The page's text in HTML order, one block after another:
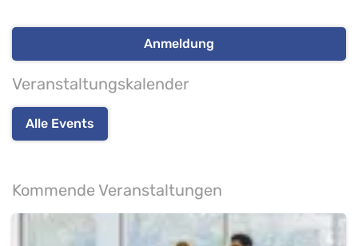
Anmeldung
Veranstaltungskalender
Alle Events
Kommende Veranstaltungen